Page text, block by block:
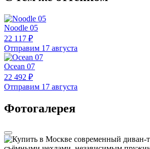
Noodle 05
22 117 ₽
Отправим 17 августа
Ocean 07
22 492 ₽
Отправим 17 августа
Фотогалерея